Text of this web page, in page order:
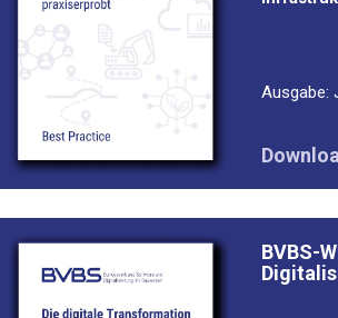
Aus­ga­be:
BVBS-